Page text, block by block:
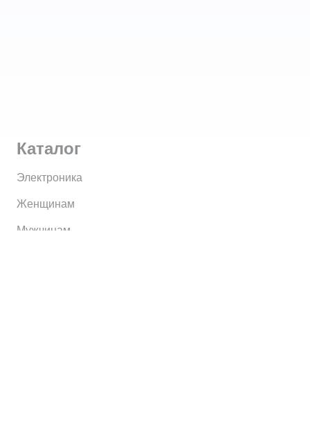
Каталог
Электроника
Женщинам
Мужчинам